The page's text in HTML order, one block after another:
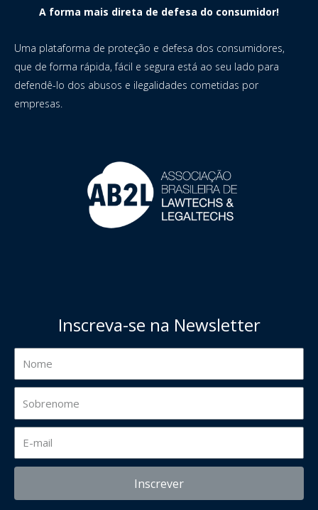
A forma mais direta de defesa do consumidor!
Uma plataforma de proteção e defesa dos consumidores,
que de forma rápida, fácil e segura está ao seu lado para
defendê-lo dos abusos e ilegalidades cometidas por
empresas.
Inscreva-se na Newsletter
Inscrever